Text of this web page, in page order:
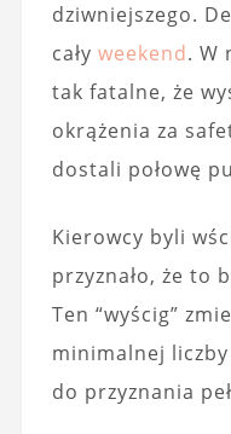
dziwniejszego.
cały weekend. W
tak fatalne, że
okrążenia za
dostali połowę
Kierowcy byli
przyznało, że to
Ten “wyścig”
minimalnej
do przyznania